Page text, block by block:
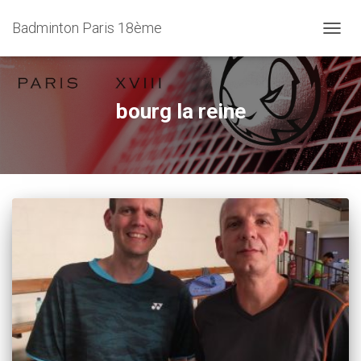
Badminton Paris 18ème
bourg la reine